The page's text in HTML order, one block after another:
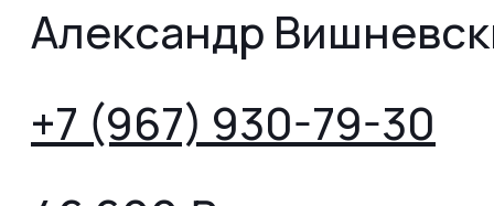
Александр
+7 (967) 930-79-30